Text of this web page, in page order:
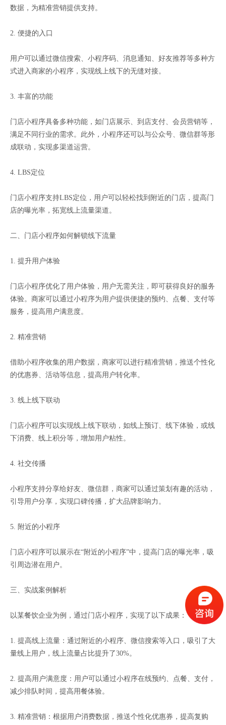
数据，为精准营销提供支持。
2. 便捷的入口
用户可以通过微信搜索、小程序码、消息通知、好友推荐等多种方
式进入商家的小程序，实现线上线下的无缝对接。
3. 丰富的功能
门店小程序具备多种功能，如门店展示、到店支付、会员营销等，
满足不同行业的需求。此外，小程序还可以与公众号、微信群等形
成联动，实现多渠道运营。
4. LBS定位
门店小程序支持LBS定位，用户可以轻松找到附近的门店，提高门
店的曝光率，拓宽线上流量渠道。
二、门店小程序如何解锁线下流量
1. 提升用户体验
门店小程序优化了用户体验，用户无需关注，即可获得良好的服务
体验。商家可以通过小程序为用户提供便捷的预约、点餐、支付等
服务，提高用户满意度。
2. 精准营销
借助小程序收集的用户数据，商家可以进行精准营销，推送个性化
的优惠券、活动等信息，提高用户转化率。
3. 线上线下联动
门店小程序可以实现线上线下联动，如线上预订、线下体验，或线
下消费、线上积分等，增加用户粘性。
4. 社交传播
小程序支持分享给好友、微信群，商家可以通过策划有趣的活动，
引导用户分享，实现口碑传播，扩大品牌影响力。
5. 附近的小程序
门店小程序可以展示在“附近的小程序”中，提高门店的曝光率，吸
引周边潜在用户。
三、实战案例解析
以某餐饮企业为例，通过门店小程序，实现了以下成果：
1. 提高线上流量：通过附近的小程序、微信搜索等入口，吸引了大
量线上用户，线上流量占比提升了30%。
2. 提高用户满意度：用户可以通过小程序在线预约、点餐、支付，
减少排队时间，提高用餐体验。
3. 精准营销：根据用户消费数据，推送个性化优惠券，提高复购